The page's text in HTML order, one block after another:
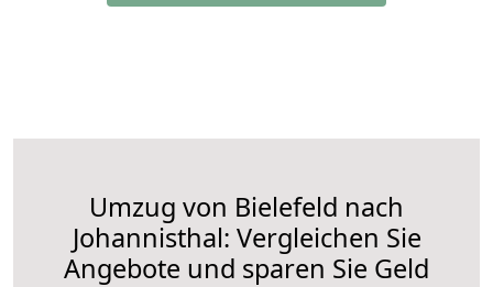
Umzug von Bielefeld nach
Johannisthal: Vergleichen Sie
Angebote und sparen Sie Geld